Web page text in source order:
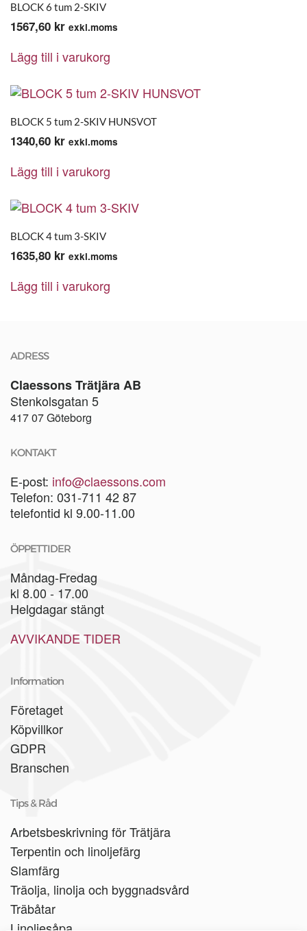
BLOCK 6 tum 2-SKIV
1567,60 kr exkl.moms
Lägg till i varukorg
BLOCK 5 tum 2-SKIV HUNSVOT
1340,60 kr exkl.moms
Lägg till i varukorg
BLOCK 4 tum 3-SKIV
1635,80 kr exkl.moms
Lägg till i varukorg
ADRESS
Claessons Trätjära AB
Stenkolsgatan 5
417 07 Göteborg
KONTAKT
E-post: info@claessons.com
Telefon: 031-711 42 87
telefontid kl 9.00-11.00
ÖPPETTIDER
Måndag-Fredag
kl 8.00 - 17.00
Helgdagar stängt
AVVIKANDE TIDER
Information
Företaget
Köpvillkor
GDPR
Branschen
Tips & Råd
Arbetsbeskrivning för Trätjära
Terpentin och linoljefärg
Slamfärg
Träolja, linolja och byggnadsvård
Träbåtar